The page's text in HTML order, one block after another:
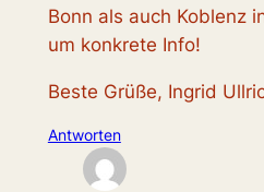
Bonn als auch Koblenz
um konkrete Info!
Beste Grüße, Ingrid
Antworten